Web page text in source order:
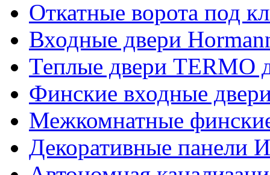
Откатные ворота под
Входные двери
Теплые двери TERMO
Финские входные
Межкомнатные
Декоративные панели